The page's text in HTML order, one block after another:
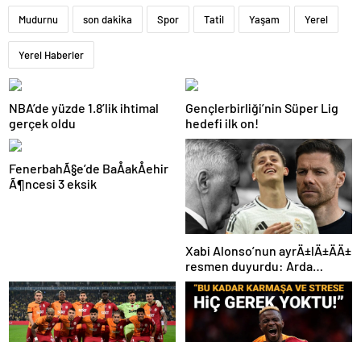
Mudurnu son dakika Spor Tatil Yaşam Yerel
Yerel Haberler
NBA’de yüzde 1.8’lik ihtimal
gerçek oldu
Gençlerbirliği’nin Süper Lig
hedefi ilk on!
FenerbahÃ§e’de BaÅakÅehir
Ã¶ncesi 3 eksik
Xabi Alonso’nun ayrÄ±lÄ±ÄÄ±
resmen duyurdu: Arda
GÃ¼ler’in yeni hocasÄ±
olmak iÃ§in geri sayÄ±m
baÅladÄ±